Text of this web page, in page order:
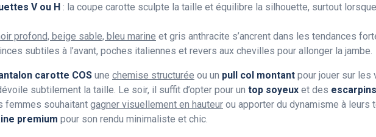
V ou H : la coupe carotte sculpte la taille et équilibre la silhouette, surtout
profond, beige sable, bleu marine et gris anthracite s’ancrent dans les tendances
subtiles à l’avant, poches italiennes et revers aux chevilles pour allonger la jambe.
carotte COS une chemise structurée ou un pull col montant pour jouer sur les
subtilement la taille. Le soir, il suffit d’opter pour un top soyeux et des
femmes souhaitant gagner visuellement en hauteur ou apporter du dynamisme à leurs
premium pour son rendu minimaliste et chic.